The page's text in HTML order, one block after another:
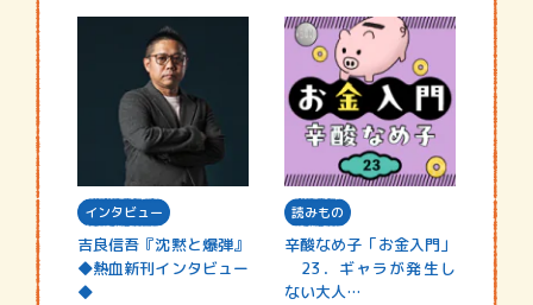
インタビュー
吉良信吾『沈黙と爆弾』
◆熱血新刊インタビュー
◆
読みもの
辛酸なめ子「お金入門」
23．ギャラが発生し
ない大人…